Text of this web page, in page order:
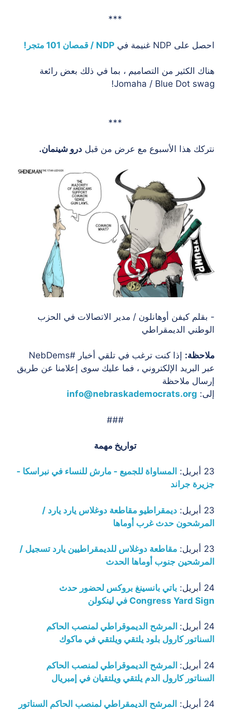
***
احصل على NDP غنيمة في NDP / قمصان 101 متجر!
هناك الكثير من التصاميم ، بما في ذلك بعض رائعة
Jomaha / Blue Dot swag!
***
نتركك هذا الأسبوع مع عرض من قبل درو شينمان.
- بقلم كيفن أوهانلون / مدير الاتصالات في الحزب
الوطني الديمقراطي
ملاحظة:
إذا كنت ترغب في تلقي أخبار #NebDems
عبر البريد الإلكتروني ، فما عليك سوى إعلامنا عن طريق
إرسال ملاحظة
إلى: info@nebraskademocrats.org
###
تواريخ مهمة
23 أبريل:
المساواة للجميع - مارش للنساء في نبراسكا -
جزيرة جراند
23 أبريل:
ديمقراطيو مقاطعة دوغلاس يارد يارد /
المرشحون حدث غرب أوماها
23 أبريل:
مقاطعة دوغلاس للديمقراطيين يارد تسجيل /
المرشحين جنوب أوماها الحدث
24 أبريل:
باتي بانسينغ بروكس لحضور حدث
Congress Yard Sign في لينكولن
24 أبريل:
المرشح الديموقراطي لمنصب الحاكم
السناتور كارول بلود يلتقي ويلتقي في ماكوك
24 أبريل:
المرشح الديموقراطي لمنصب الحاكم
السناتور كارول الدم يلتقي ويلتقيان في إمبريال
24 أبريل:
المرشح الديمقراطي لمنصب الحاكم السناتور